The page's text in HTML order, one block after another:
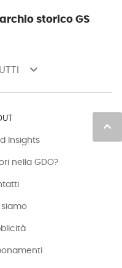
storico GS
keyboard_arrow_down
keyboard_arrow_up
Insights
nella GDO?